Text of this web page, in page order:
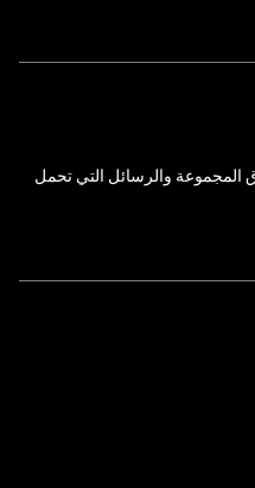
المجموعة والرسائل التي تحمل